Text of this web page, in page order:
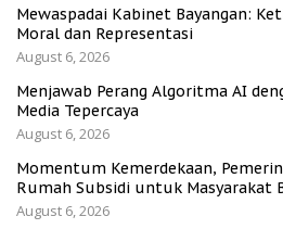
Mewaspadai Kabinet Bayangan:
Moral dan Representasi
August 6, 2026
Menjawab Perang Algoritma AI
Media Tepercaya
August 6, 2026
Momentum Kemerdekaan,
Rumah Subsidi untuk Masyarakat
August 6, 2026